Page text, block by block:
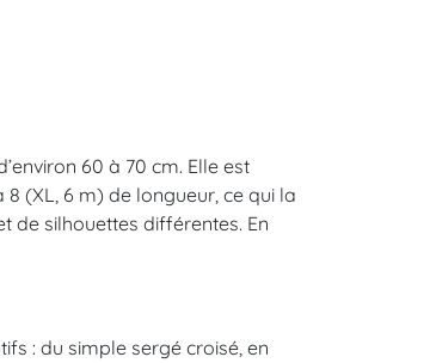
60 à 70 cm. Elle est
(XL, 6 m) de longueur, ce qui la
de silhouettes différentes. En
: du simple sergé croisé, en